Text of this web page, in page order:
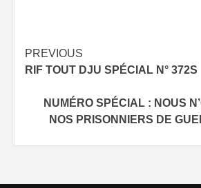
Post
navigation
PREVIOUS
RIF TOUT DJU SPÉCIAL N° 372S
NUMÉRO SPÉCIAL : NOUS
NOS PRISONNIERS DE